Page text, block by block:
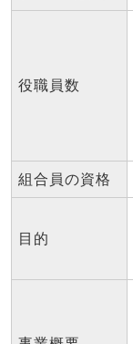
役職員数
組合員の資格
目的